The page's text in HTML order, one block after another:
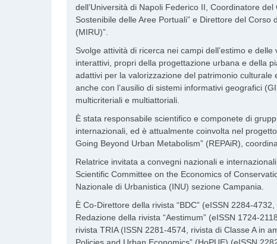
dell’Università di Napoli Federico II, Coordinatore
Sostenibile delle Aree Portuali” e Direttore del
(MIRU)”.
Svolge attività di ricerca nei campi dell’estimo e
interattivi, propri della progettazione urbana e della
adattivi per la valorizzazione del patrimonio
anche con l’ausilio di sistemi informativi geografici
multicriteriali e multiattoriali.
È stata responsabile scientifico e componete di
internazionali, ed è attualmente coinvolta nel
Going Beyond Urban Metabolism” (REPAiR),
Relatrice invitata a convegni nazionali e
Scientific Committee on the Economics of
Nazionale di Urbanistica (INU) sezione Campania.
È Co-Direttore della rivista “BDC” (eISSN 2284-
Redazione della rivista “Aestimum” (eISSN 1724-
rivista TRIA (ISSN 2281-4574, rivista di Classe A in